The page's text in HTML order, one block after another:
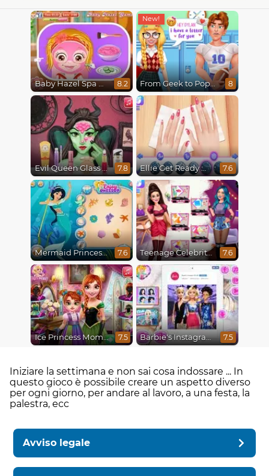
Baby Hazel Spa Makeover 8.2 From Geek to Popular Girl 8
Evil Queen Glass Skin Routine #Influencer 7.8 Ellie Get Ready With Me 2 7.6
Mermaid Princesses 7.6 Teenage Celebrity Rivalry 7.6
Ice Princess Mommy Real Makeover 7.5 Barbie's Instagram Life 7.5
Iniziare la settimana e non sai cosa indossare ... In
questo gioco è possibile creare un aspetto diverso
per ogni giorno, per andare al lavoro, a una festa, la
palestra, ecc
Avviso legale